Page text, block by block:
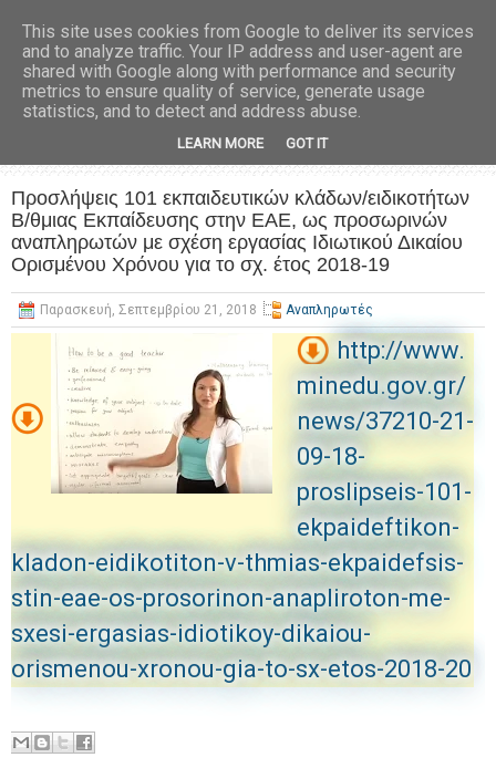
Προσλήψεις 101 εκπαιδευτικών κλάδων/ειδικοτήτων
Β/θμιας Εκπαίδευσης στην ΕΑΕ, ως προσωρινών
αναπληρωτών με σχέση εργασίας Ιδιωτικού Δικαίου
Ορισμένου Χρόνου για το σχ. έτος 2018-19
Παρασκευή, Σεπτεμβρίου 21, 2018 Αναπληρωτές
http://www.
minedu.gov.gr/
news/37210-21-
09-18-
proslipseis-101-
ekpaideftikon-
kladon-eidikotiton-v-thmias-ekpaidefsis-
stin-eae-os-prosorinon-anapliroton-me-
sxesi-ergasias-idiotikoy-dikaiou-
orismenou-xronou-gia-to-sx-etos-2018-20
This site uses cookies from Google to deliver its services
and to analyze traffic. Your IP address and user-agent are
shared with Google along with performance and security
metrics to ensure quality of service, generate usage
statistics, and to detect and address abuse.
LEARN MORE GOT IT